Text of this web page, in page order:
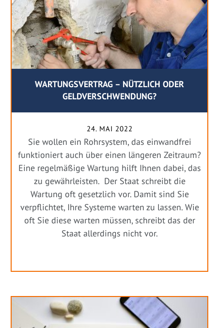
WARTUNGSVERTRAG – NÜTZLICH ODER
GELDVERSCHWENDUNG?
24. MAI 2022
Sie wollen ein Rohrsystem, das einwandfrei
funktioniert auch über einen längeren Zeitraum?
Eine regelmäßige Wartung hilft Ihnen dabei, das
zu gewährleisten. Der Staat schreibt die
Wartung oft gesetzlich vor. Damit sind Sie
verpflichtet, Ihre Systeme warten zu lassen. Wie
oft Sie diese warten müssen, schreibt das der
Staat allerdings nicht vor.